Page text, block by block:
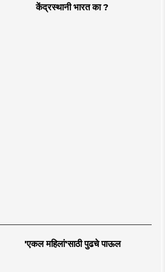
केंद्रस्थानी भारत का ?
'एकल महिलां'साठी पुढचे पाऊल